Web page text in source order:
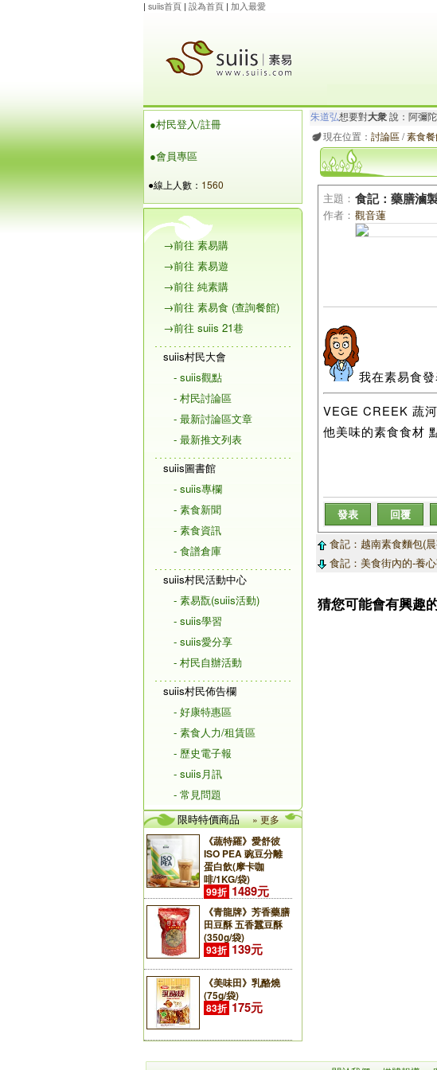
| suiis首頁| 設為首頁| 加入最愛
●村民登入/註冊
●會員專區
●線上人數： 1560
→前往 素易購
→前往 素易遊
→前往 純素購
→前往 素易食 (查詢餐館)
→前往 suiis 21巷
suiis村民大會
- suiis觀點
- 村民討論區
- 最新討論區文章
- 最新推文列表
suiis圖書館
- suiis專欄
- 素食新聞
- 素食資訊
- 食譜倉庫
suiis村民活動中心
- 素易翫(suiis活動)
- suiis學習
- suiis愛分享
- 村民自辦活動
suiis村民佈告欄
- 好康特惠區
- 素食人力/租賃區
- 歷史電子報
- suiis月訊
- 常見問題
限時特價商品
» 更多
《蔬特羅》愛舒彼
ISO PEA 豌豆分離
蛋白飲(摩卡咖
啡/1KG/袋)
99折 1489元
《青龍牌》芳香藥膳
田豆酥 五香蠶豆酥
(350g/袋)
93折 139元
《美味田》乳酪燒
(75g/袋)
83折 175元
朱道弘想要對大衆 說：阿彌
maysnow...想要對有情眾生
現在位置： 討論區/素食
主題： 食記：藥膳滷
作者： 觀音蓮
我在素易食
VEGE CREEK 蔬
他美味的素食食材
發表 回覆
食記：越南素食麵包(
食記：美食街內的-養
猜您可能會有興趣